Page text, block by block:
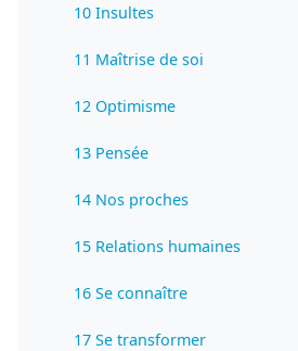
10 Insultes
11 Maîtrise de soi
12 Optimisme
13 Pensée
14 Nos proches
15 Relations humaines
16 Se connaître
17 Se transformer